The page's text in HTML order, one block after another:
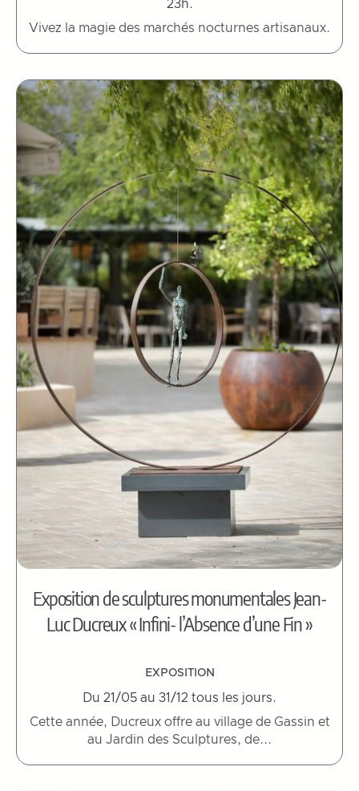
23h.
Vivez la magie des marchés nocturnes artisanaux.
Exposition de sculptures monumentales Jean-
Luc Ducreux « Infini- l’Absence d’une Fin »
EXPOSITION
Du 21/05 au 31/12 tous les jours.
Cette année, Ducreux offre au village de Gassin et
au Jardin des Sculptures, de...